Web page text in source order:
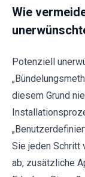
Wie
Potenziell
diesem Grund
Sie jeden Schritt
ab, zusätzliche